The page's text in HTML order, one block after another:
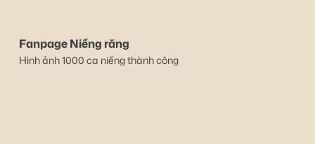
Fanpage Niềng răng
Hình ảnh 1000 ca niềng thành công